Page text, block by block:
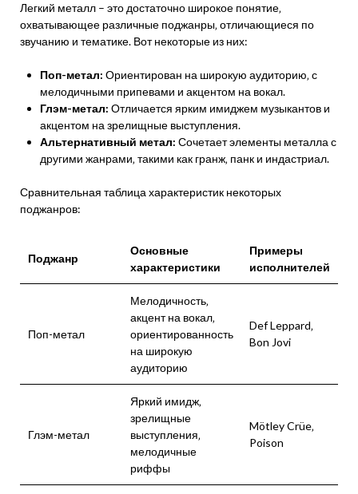
Легкий металл – это достаточно широкое понятие‚
охватывающее различные поджанры‚ отличающиеся по
звучанию и тематике. Вот некоторые из них:
Поп-метал: Ориентирован на широкую аудиторию‚ с
мелодичными припевами и акцентом на вокал.
Глэм-метал: Отличается ярким имиджем музыкантов и
акцентом на зрелищные выступления.
Альтернативный метал: Сочетает элементы металла с
другими жанрами‚ такими как гранж‚ панк и индастриал.
Сравнительная таблица характеристик некоторых
поджанров:
Поджанр
Основные
характеристики
Примеры
исполнителей
Поп-метал
Мелодичность‚
акцент на вокал‚
ориентированность
на широкую
аудиторию
Def Leppard‚
Bon Jovi
Глэм-метал
Яркий имидж‚
зрелищные
выступления‚
мелодичные
риффы
Mötley Crüe‚
Poison